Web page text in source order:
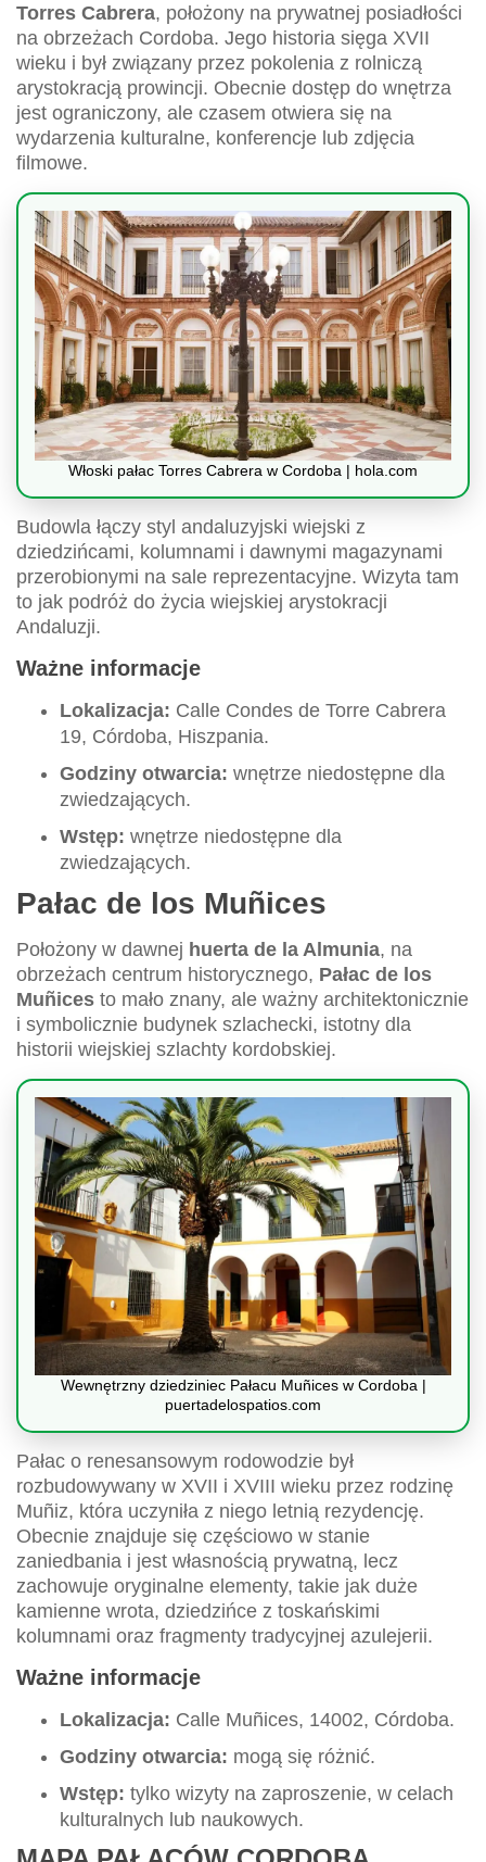
Torres Cabrera, położony na prywatnej posiadłości
na obrzeżach Cordoba. Jego historia sięga XVII
wieku i był związany przez pokolenia z rolniczą
arystokracją prowincji. Obecnie dostęp do wnętrza
jest ograniczony, ale czasem otwiera się na
wydarzenia kulturalne, konferencje lub zdjęcia
filmowe.
Włoski pałac Torres Cabrera w Cordoba | hola.com
Budowla łączy styl andaluzyjski wiejski z
dziedzińcami, kolumnami i dawnymi magazynami
przerobionymi na sale reprezentacyjne. Wizyta tam
to jak podróż do życia wiejskiej arystokracji
Andaluzji.
Ważne informacje
Lokalizacja: Calle Condes de Torre Cabrera
19, Córdoba, Hiszpania.
Godziny otwarcia: wnętrze niedostępne dla
zwiedzających.
Wstęp: wnętrze niedostępne dla
zwiedzających.
Pałac de los Muñices
Położony w dawnej huerta de la Almunia, na
obrzeżach centrum historycznego, Pałac de los
Muñices to mało znany, ale ważny architektonicznie
i symbolicznie budynek szlachecki, istotny dla
historii wiejskiej szlachty kordobskiej.
Wewnętrzny dziedziniec Pałacu Muñices w Cordoba |
puertadelospatios.com
Pałac o renesansowym rodowodzie był
rozbudowywany w XVII i XVIII wieku przez rodzinę
Muñiz, która uczyniła z niego letnią rezydencję.
Obecnie znajduje się częściowo w stanie
zaniedbania i jest własnością prywatną, lecz
zachowuje oryginalne elementy, takie jak duże
kamienne wrota, dziedzińce z toskańskimi
kolumnami oraz fragmenty tradycyjnej azulejerii.
Ważne informacje
Lokalizacja: Calle Muñices, 14002, Córdoba.
Godziny otwarcia: mogą się różnić.
Wstęp: tylko wizyty na zaproszenie, w celach
kulturalnych lub naukowych.